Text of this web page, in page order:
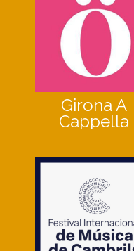
Girona A
Cappella